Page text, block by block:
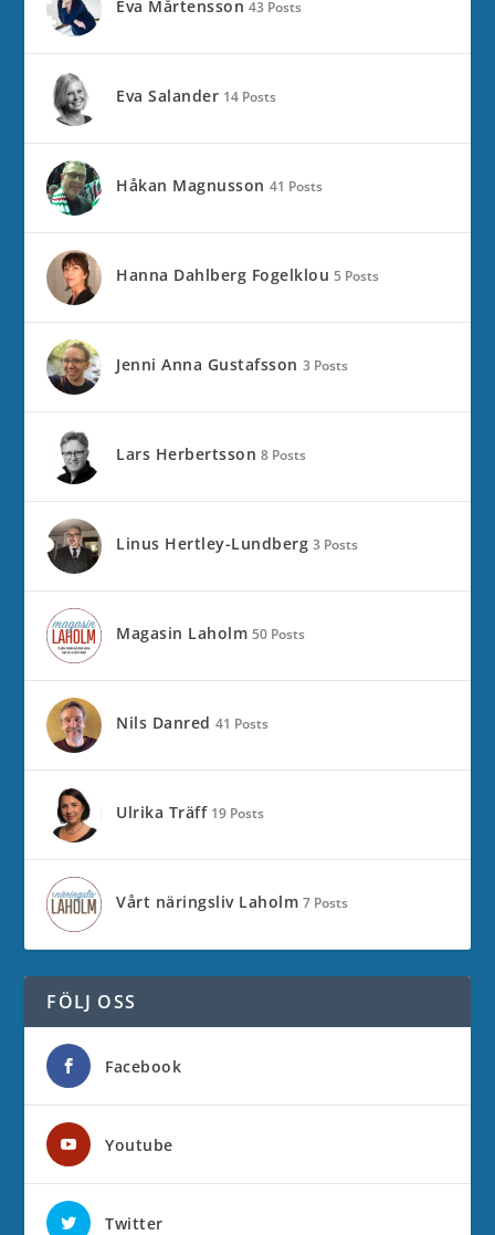
Eva Mårtensson 43 Posts
Eva Salander 14 Posts
Håkan Magnusson 41 Posts
Hanna Dahlberg Fogelklou 5 Posts
Jenni Anna Gustafsson 3 Posts
Lars Herbertsson 8 Posts
Linus Hertley-Lundberg 3 Posts
Magasin Laholm 50 Posts
Nils Danred 41 Posts
Ulrika Träff 19 Posts
Vårt näringsliv Laholm 7 Posts
FÖLJ OSS
Facebook
Youtube
Twitter